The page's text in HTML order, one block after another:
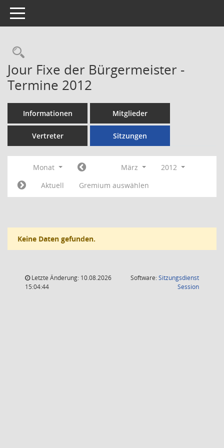
Toggle navigation
Rechercheauswahl
Jour Fixe der Bürgermeister -
Termine 2012
Informationen Mitglieder
Vertreter Sitzungen
Monat März
2012
Aktuell
Gremium auswählen
Keine Daten gefunden.
Letzte Änderung: 10.08.2026
15:04:44
Software:Sitzungsdienst
Session(Wird in